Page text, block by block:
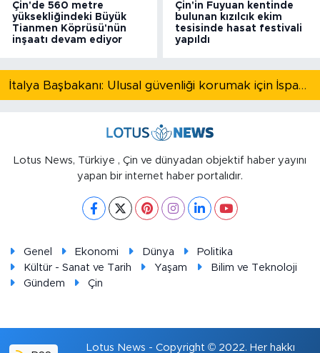
Çin'de 560 metre
yüksekliğindeki Büyük
Tianmen Köprüsü'nün
inşaatı devam ediyor
Çin'in Fuyuan kentinde
bulunan kızılcık ekim
tesisinde hasat festivali
yapıldı
İtalya Başbakanı: Ulusal güvenliği korumak için İspanya ile Schengen kapsamındaki serbest dolaşımı askıya alıyoruz
Lotus News, Türkiye , Çin ve dünyadan objektif haber yayını
yapan bir internet haber portalıdır.
Genel Ekonomi Dünya
Politika
Kültür - Sanat ve Tarih
Yaşam
Bilim ve Teknoloji
Gündem
Çin
Lotus News - Copyright © 2022. Her hakkı